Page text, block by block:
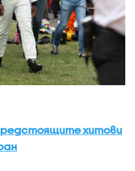
хитови